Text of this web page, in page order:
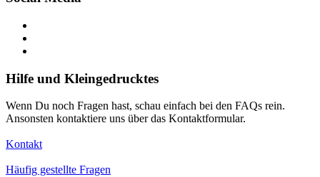
Hilfe und Kleingedrucktes
Wenn Du noch Fragen hast, schau einfach bei den FAQs rein.
Ansonsten kontaktiere uns über das Kontaktformular.
Kontakt
Häufig gestellte Fragen